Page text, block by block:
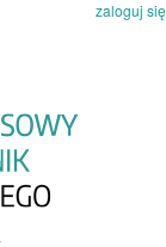
zaloguj się